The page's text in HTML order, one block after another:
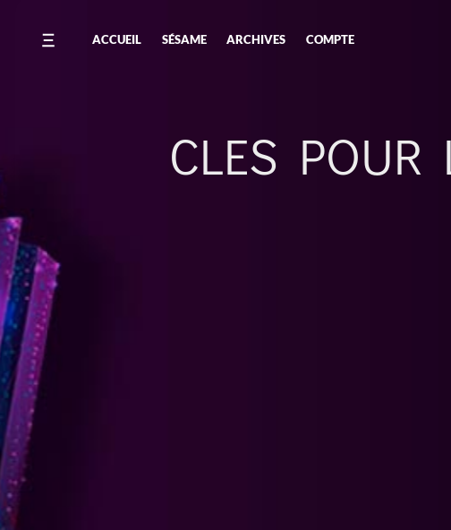
ACCUEIL SÉSAME ARCHIVES COMPTE
CLES